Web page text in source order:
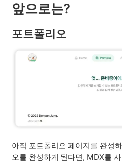
앞으로는?
포트폴리오
아직 포트폴리오 페이지를 완성
오를 완성하게 된다면, MDX를